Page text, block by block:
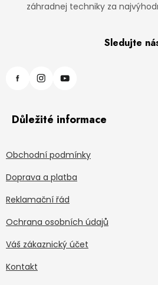
záhradnej techniky za
Sledujte
Důležité informace
Obchodní podmínky
Doprava a platba
Reklamační řád
Ochrana osobních údajů
Váš zákaznický účet
Kontakt